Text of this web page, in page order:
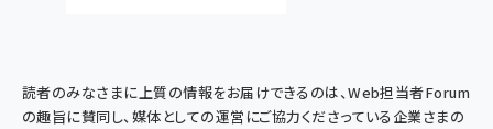
読者のみなさまに上質の情報をお届けできるのは、Web担当者Forum
の趣旨に賛同し、媒体としての運営にご協力くださっている企業さまの